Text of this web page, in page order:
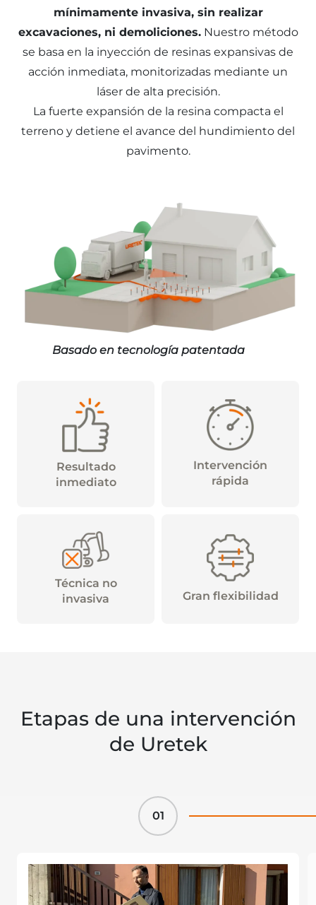
mínimamente invasiva, sin realizar
excavaciones, ni demoliciones.Nuestro método
se basa en la inyección de resinas expansivas de
acción inmediata, monitorizadas mediante un
láser de alta precisión.
La fuerte expansión de la resina compacta el
terreno y detiene el avance del hundimiento del
pavimento.
Basado en tecnología patentada
Resultado
inmediato
Intervención
rápida
Técnica no
invasiva
Gran flexibilidad
Etapas de una intervención
de Uretek
01